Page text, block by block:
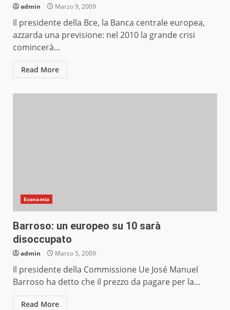
admin Marzo 9, 2009
Il presidente della Bce, la Banca centrale europea,
azzarda una previsione: nel 2010 la grande crisi
comincerà...
Read More
Economia
Barroso: un europeo su 10 sarà
disoccupato
admin Marzo 5, 2009
Il presidente della Commissione Ue José Manuel
Barroso ha detto che il prezzo da pagare per la...
Read More